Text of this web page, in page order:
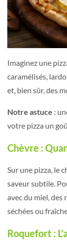
Imaginez une
caramélisés,
et, bien sûr, des
Notre astuce :
votre pizza un
Chèvre :
Sur une pizza, le
saveur subtile.
avec du miel, des
séchées ou
Roquefort :